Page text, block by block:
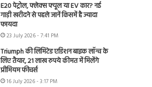
E20 पेट्रोल, फ्लेक्स फ्यूल या EV कार? नई
गाड़ी खरीदने से पहले जानें किसमें है ज्यादा
फायदा
23 July 2026 - 7:41 PM
Triumph की लिमिटेड एडिशन बाइक लॉन्च के
लिए तैयार, 21 लाख रुपये कीमत में मिलेंगे
प्रीमियम फीचर्स
16 July 2026 - 3:17 PM